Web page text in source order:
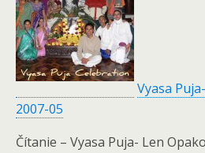
Vyasa
2007-05
Čítanie – Vyasa Puja- Len